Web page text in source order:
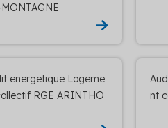
energetique Logeme
RGE ARINTHO
nt